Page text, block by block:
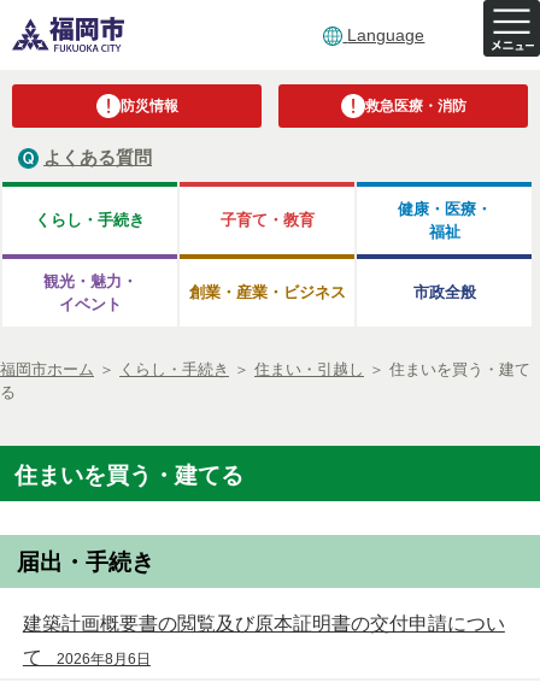
Language
防災情報 救急医療・消防
よくある質問
くらし・手続き 子育て・教育
健康・医療・
福祉
観光・魅力・
イベント
創業・産業・ビジネス 市政全般
福岡市ホーム ＞ くらし・手続き ＞ 住まい・引越し ＞ 住まいを買う・建て
る
住まいを買う・建てる
届出・手続き
建築計画概要書の閲覧及び原本証明書の交付申請につい
て
2026年8月6日